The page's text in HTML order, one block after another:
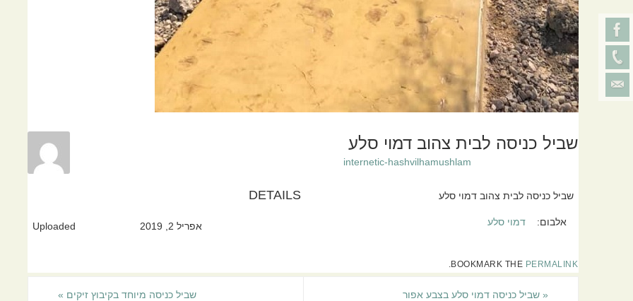
שביל כניסה לבית צהוב דמוי סלע
internetic-hashvilhamushlam
שביל כניסה לבית צהוב דמוי סלע
אלבום: דמוי סלע
DETAILS
Uploaded אפריל 2, 2019
BOOKMARK THE PERMALINK
.
« שביל כניסה דמוי סלע בצבע אפור שביל כניסה מיוחד בקיבוץ זיקים »